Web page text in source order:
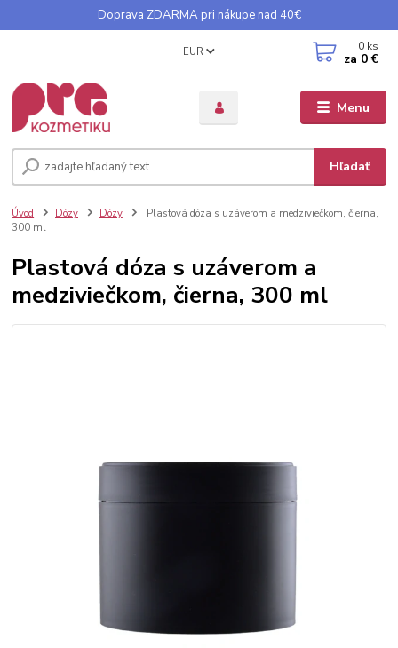
Doprava ZDARMA pri nákupe nad 40€
Menu
EUR
Hľadať
0 ks
za 0 €
Úvod Dózy Dózy
Plastová dóza s uzáverom a medziviečkom, čierna,
300 ml
Plastová dóza s uzáverom a
medziviečkom, čierna, 300 ml